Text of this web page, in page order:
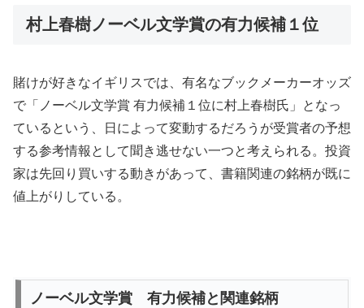
村上春樹ノーベル文学賞の有力候補１位
賭けが好きなイギリスでは、有名なブックメーカーオッズ
で「ノーベル文学賞 有力候補１位に村上春樹氏」となっ
ているという、日によって変動するだろうが受賞者の予想
する参考情報として聞き逃せない一つと考えられる。投資
家は先回り買いする動きがあって、書籍関連の銘柄が既に
値上がりしている。
ノーベル文学賞 有力候補と関連銘柄